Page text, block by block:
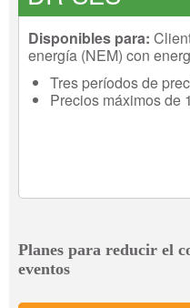
Disponibles para:
energía (NEM) con
Tres períodos de
Precios máximos de
Planes para reducir el
eventos